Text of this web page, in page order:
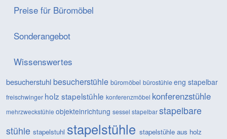
Preise für Büromöbel
Sonderangebot
Wissenswertes
besucherstuhlbesucherstühle büromöbel bürostühleeng stapelbar
freischwinger holz stapelstühle konferenzmöbel konferenzstühle
mehrzweckstühle objekteinrichtung sessel stapelbarstapelbare
stühle stapelstuhl stapelstühle stapelstühle aus holz